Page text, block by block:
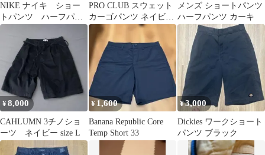
NIKE ナイキ ショー
トパンツ ハーフパン
ツ
PRO CLUB スウェット
カーゴパンツ ネイビー
2XL
メンズ ショートパンツ
ハーフパンツ カーキ
¥8,000
CAHLUMN 3チノショ
ーツ ネイビー size L
¥ 1,600
Banana Republic Core
Temp Short 33
¥3,000
Dickies ワークショート
パンツ ブラック